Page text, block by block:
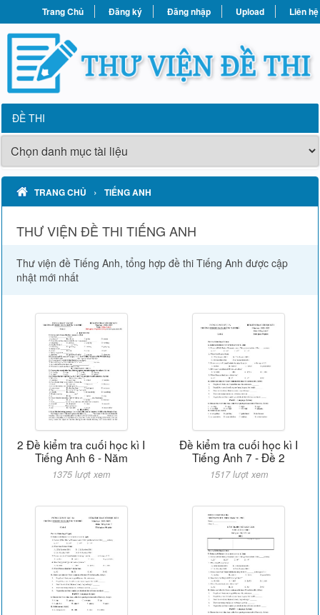
Trang Chủ Đăng ký Đăng nhập Upload Liên hệ
ĐỀ THI
TRANG CHỦ › TIẾNG ANH
THƯ VIỆN ĐỀ THI TIẾNG ANH
Thư viện đề Tiếng Anh, tổng hợp đề thi Tiếng Anh được cập
nhật mới nhất
2 Đề kiểm tra cuối học kì I
Tiếng Anh 6 - Năm
1375 lượt xem
Đề kiểm tra cuối học kì I
Tiếng Anh 7 - Đề 2
1517 lượt xem